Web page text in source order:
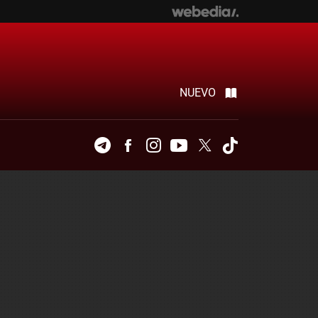
NUEVO
TelegramFacebookInstagramYoutubeTwitter